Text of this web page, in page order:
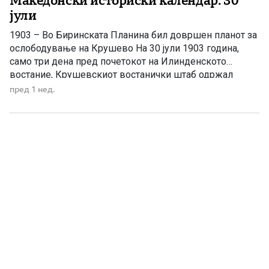
јули
1903 – Во Биринската Планина бил довршен планот за
ослободување на Крушево На 30 јули 1903 година,
само три дена пред почетокот на Илинденското
востание, Крушевскиот востанички штаб одржал
состанок во Биринската Планина. Присуствувале
Тома Никлев, Андреја Димов–Докурчев и Тодор
пред 1 нед.